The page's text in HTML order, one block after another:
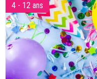
4 - 12 ans